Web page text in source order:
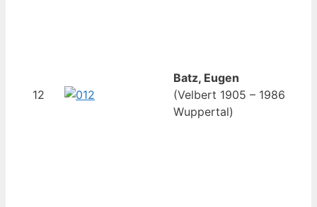
12
Batz, Eugen
(Velbert 1905 – 1986
Wuppertal)